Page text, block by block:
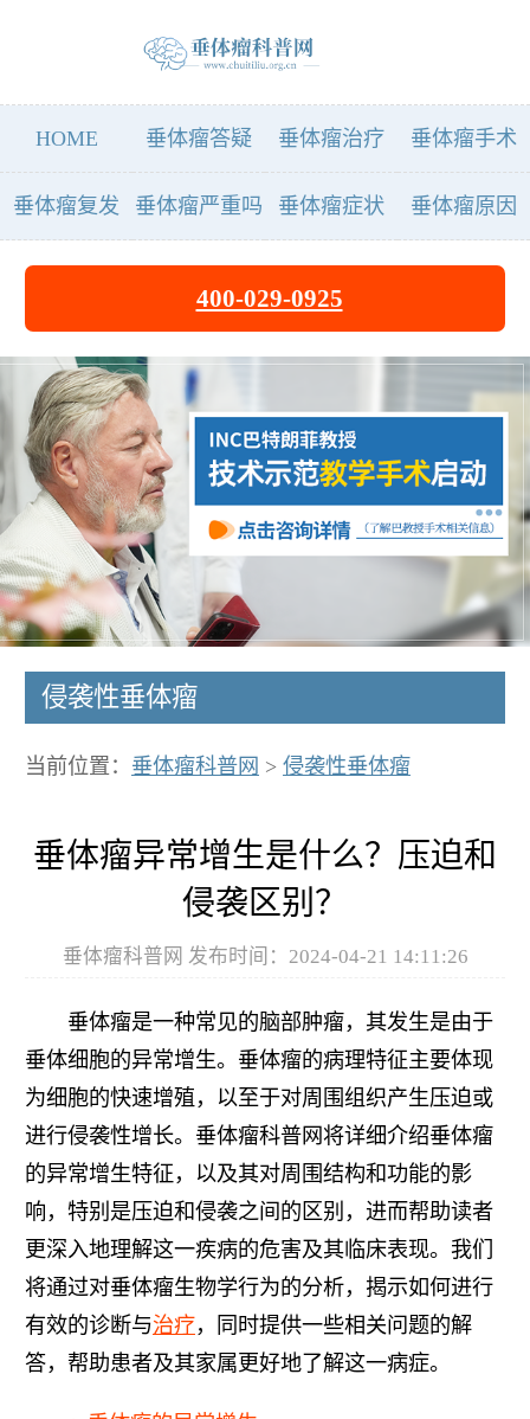
HOME 垂体瘤答疑 垂体瘤治疗 垂体瘤手术
垂体瘤复发 垂体瘤严重吗 垂体瘤症状 垂体瘤原因
400-029-0925
侵袭性垂体瘤
当前位置： 垂体瘤科普网 > 侵袭性垂体瘤
垂体瘤异常增生是什么？压迫和
侵袭区别？
垂体瘤科普网 发布时间：2024-04-21 14:11:26
垂体瘤是一种常见的脑部肿瘤，其发生是由于
垂体细胞的异常增生。垂体瘤的病理特征主要体现
为细胞的快速增殖，以至于对周围组织产生压迫或
进行侵袭性增长。垂体瘤科普网将详细介绍垂体瘤
的异常增生特征，以及其对周围结构和功能的影
响，特别是压迫和侵袭之间的区别，进而帮助读者
更深入地理解这一疾病的危害及其临床表现。我们
将通过对垂体瘤生物学行为的分析，揭示如何进行
有效的诊断与治疗，同时提供一些相关问题的解
答，帮助患者及其家属更好地了解这一病症。